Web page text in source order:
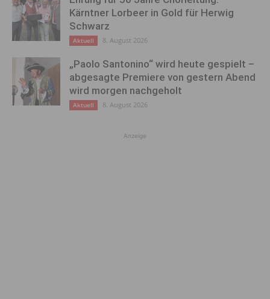
Kärntner Lorbeer in Gold für Herwig
Schwarz
Aktuell 8. August 2026
„Paolo Santonino“ wird heute gespielt –
abgesagte Premiere von gestern Abend
wird morgen nachgeholt
Aktuell 8. August 2026
Anzeige